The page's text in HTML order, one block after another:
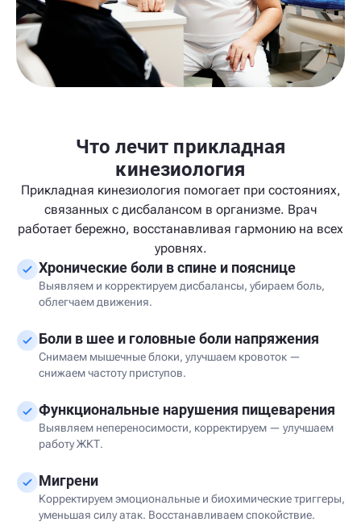
Что лечит прикладная
кинезиология
Прикладная кинезиология помогает при состояниях,
связанных с дисбалансом в организме. Врач
работает бережно, восстанавливая гармонию на всех
уровнях.
Хронические боли в спине и пояснице
Выявляем и корректируем дисбалансы, убираем боль,
облегчаем движения.
Боли в шее и головные боли напряжения
Снимаем мышечные блоки, улучшаем кровоток —
снижаем частоту приступов.
Функциональные нарушения пищеварения
Выявляем непереносимости, корректируем — улучшаем
работу ЖКТ.
Мигрени
Корректируем эмоциональные и биохимические триггеры,
уменьшая силу атак. Восстанавливаем спокойствие.